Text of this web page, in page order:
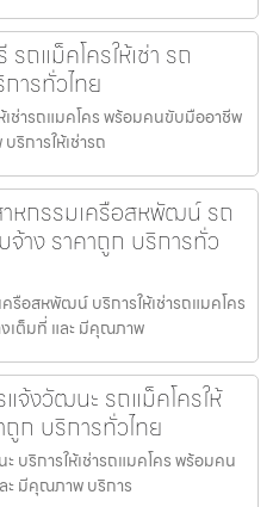
ถแม็คโครให้เช่า รถ
ารทั่วไทย
เช่ารถแมคโคร พร้อมคนขับมืออาชีพ
ริการให้เช่ารถ
หกรรมเครือสหพัฒน์ รถ
จ้าง ราคาถูก บริการทั่ว
รือสหพัฒน์ บริการให้เช่ารถแมคโคร
เต็มที่ และ มีคุณภาพ
แจ้งวัฒนะ รถแม็คโครให้
ถูก บริการทั่วไทย
บริการให้เช่ารถแมคโคร พร้อมคน
ะ มีคุณภาพ บริการ